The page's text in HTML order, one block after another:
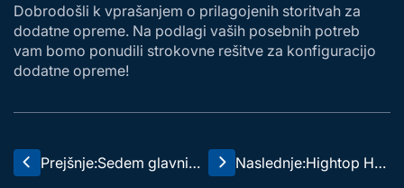
Dobrodošli k vprašanjem o prilagojenih storitvah za
dodatne opreme. Na podlagi vaših posebnih potreb
vam bomo ponudili strokovne rešitve za konfiguracijo
dodatne opreme!
Prejšnje:Sedem glavnih
Naslednje:Hightop HT